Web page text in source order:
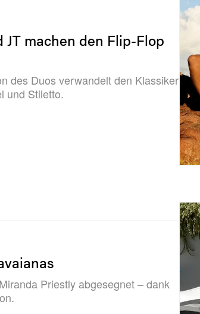
machen den Flip-Flop
des Duos verwandelt den Klassiker
und Stiletto.
Priestly abgesegnet – dank